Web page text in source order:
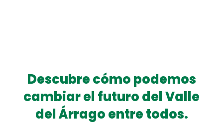
Descubre cómo podemos
cambiar el futuro del Valle
del Árrago entre todos.